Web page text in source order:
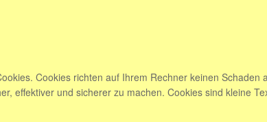
Cookies richten auf Ihrem Rechner keinen Schaden
effektiver und sicherer zu machen. Cookies sind kleine